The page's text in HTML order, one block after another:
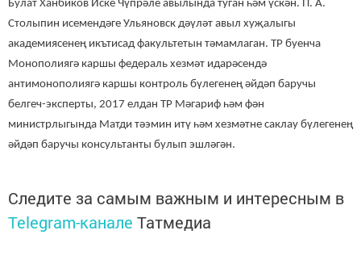
Булат Ханбиков Иске Чүпрәле авылында туган һәм үскән. П. А.
Столыпин исемендәге Ульяновск дәүләт авыл хуҗалыгы
академиясенең икътисад факультетын тәмамлаган. ТР буенча
Монополиягә каршы федераль хезмәт идарәсендә
антимонополиягә каршы контроль бүлегенең әйдәп баручы
белгеч-эксперты, 2017 елдан ТР Мәгариф һәм фән
министрлыгында Матди тәэмин итү һәм хезмәтне саклау бүлегенең
әйдәп баручы консультанты булып эшләгән.
Следите за самым важным и интересным в
Telegram-канале Татмедиа